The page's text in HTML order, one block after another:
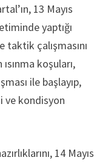
13 Mayıs
yaptığı
çalışmasını
koşuları,
ile başlayıp,
ve kondisyon
14 Mayıs